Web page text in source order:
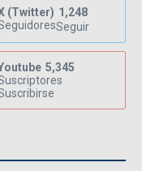
(Twitter) 1,248
Seguir
5,345